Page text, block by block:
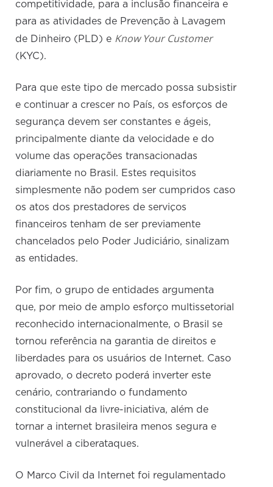
competitividade, para a inclusão financeira e
para as atividades de Prevenção à Lavagem
de Dinheiro (PLD) e Know Your Customer
(KYC).
Para que este tipo de mercado possa subsistir
e continuar a crescer no País, os esforços de
segurança devem ser constantes e ágeis,
principalmente diante da velocidade e do
volume das operações transacionadas
diariamente no Brasil. Estes requisitos
simplesmente não podem ser cumpridos caso
os atos dos prestadores de serviços
financeiros tenham de ser previamente
chancelados pelo Poder Judiciário, sinalizam
as entidades.
Por fim, o grupo de entidades argumenta
que, por meio de amplo esforço multissetorial
reconhecido internacionalmente, o Brasil se
tornou referência na garantia de direitos e
liberdades para os usuários de Internet. Caso
aprovado, o decreto poderá inverter este
cenário, contrariando o fundamento
constitucional da livre-iniciativa, além de
tornar a internet brasileira menos segura e
vulnerável a ciberataques.
O Marco Civil da Internet foi regulamentado